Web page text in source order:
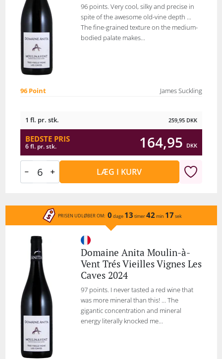
96 points. Very cool, silky and precise in
spite of the awesome old-vine depth ...
The fine-grained texture on the medium-
bodied palate makes...
96 Point James Suckling
1 fl. pr. stk. 259,95 DKK
BEDSTE PRIS
6 fl. pr. stk. 164,95 DKK
LÆG I KURV
PRISEN UDLØBER OM: 0 dage 13 timer42 min 17 sek
Domaine Anita Moulin-à-
Vent Trés Vieilles Vignes Les
Caves 2024
97 points. I never tasted a red wine that
was more mineral than this! ... The
gigantic concentration and mineral
energy literally knocked me...